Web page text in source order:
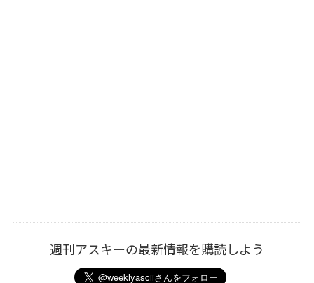
週刊アスキーの最新情報を購読しよう